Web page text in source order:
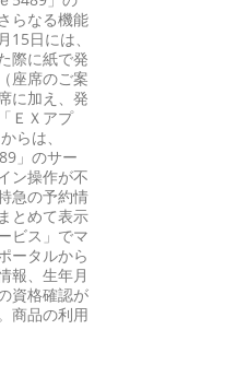
らなる機能
日には、
際に紙で発
座席のご案
に加え、発
ＥＸアプ
らは、
」のサー
ン操作が不
急の予約情
とめて表示
ビス」でマ
ータルから
報、生年月
資格確認が
商品の利用